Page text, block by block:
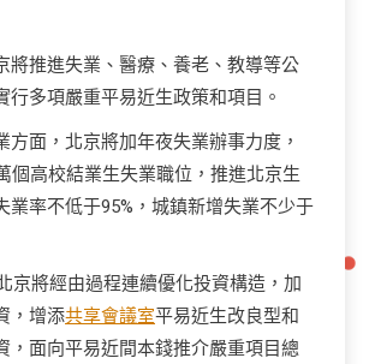
將推進失業、醫療、養老、教導等公
行多項嚴重平易近生政策和項目。
方面，北京將加年夜失業辦事力度，
個高校結業生失業職位，推進北京生
業率不低于95%，城鎮新增失業不少于
京將經由過程連續優化投資構造，加
，增添共享會議室平易近生改良型和
，面向平易近間本錢推介嚴重項目總